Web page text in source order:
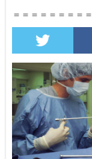
＝＝＝＝＝＝＝＝